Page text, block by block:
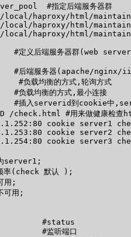
#指定后端服务器群
local/haproxy/html/
local/haproxy/html/
local/haproxy/html/
定义后端服务器群(web
#后端服务器(apache/nginx/
#负载均衡的方式,轮询方式
负载均衡的方式,最小连接
#插入serverid到cookie中
check.html #用来做健康检查
cookie server1
cookie server2
cookie server3
server1;
率(check 默认 );
用;
可用;
#status
#监听端口